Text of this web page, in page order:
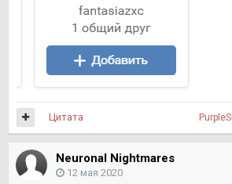
Цитата
Neuronal Nightmares
12 мая 2020